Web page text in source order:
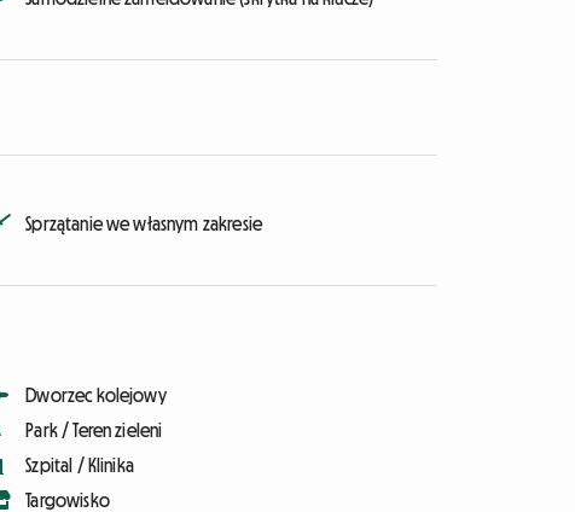
Sprzątanie we własnym zakresie
Dworzec kolejowy
Park / Teren zieleni
Szpital / Klinika
Targowisko